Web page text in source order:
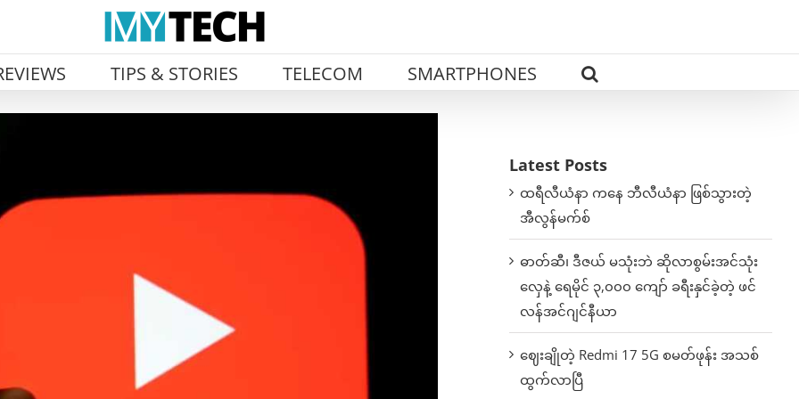
TIPS & STORIES TELECOM SMARTPHONES
Latest Posts
ထရီလီယံနာ ကနေ ဘီလီယံနာ ဖြစ်သွားတဲ့
အီလွန်မက်စ်
ဓာတ်ဆီ၊ ဒီဇယ် မသုံးဘဲ ဆိုလာစွမ်းအင်သုံး
လှေနဲ့ ရေမိုင် ၃,၀၀၀ ကျော် ခရီးနှင်ခဲ့တဲ့ ဖင်
လန်အင်ဂျင်နီယာ
ဈေးချိုတဲ့ Redmi 17 5G စမတ်ဖုန်း အသစ်
ထွက်လာပြီ